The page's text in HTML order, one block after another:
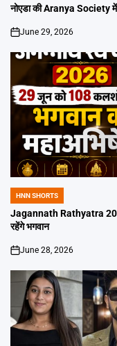
IN
नोएडा की Aranya Society
on
June 29, 2026
POSTED
IN
HNN SHORTS
Jagannath Rathyatra
रहेंगे भगवान
on
June 28, 2026